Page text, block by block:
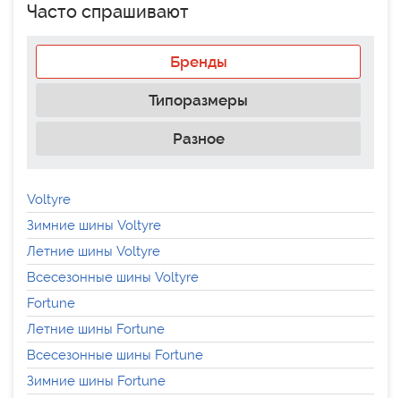
Часто спрашивают
Бренды
Типоразмеры
Разное
Voltyre
Зимние шины Voltyre
Летние шины Voltyre
Всесезонные шины Voltyre
Fortune
Летние шины Fortune
Всесезонные шины Fortune
Зимние шины Fortune